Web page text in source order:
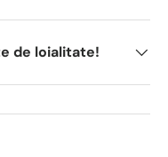
de loialitate!